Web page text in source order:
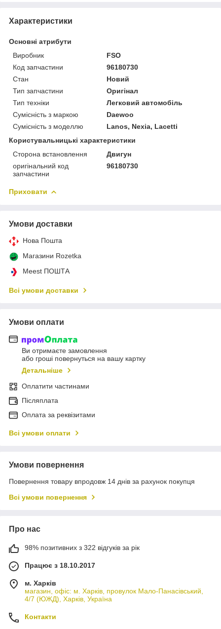
Характеристики
Основні атрибути
Виробник
FSO
Код запчастини
96180730
Стан
Новий
Тип запчастини
Оригінал
Тип техніки
Легковий автомобіль
Сумісність з маркою
Daewoo
Сумісність з моделлю
Lanos, Nexia, Lacetti
Користувальницькі характеристики
Сторона встановлення
Двигун
оригінальний код
запчастини
96180730
Приховати
Умови доставки
Нова Пошта
Магазини Rozetka
Meest ПОШТА
Всі умови доставки
Умови оплати
Ви отримаєте замовлення
або гроші повернуться на вашу картку
Детальніше
Оплатити частинами
Післяплата
Оплата за реквізитами
Всі умови оплати
Умови повернення
Повернення товару впродовж 14 днів за рахунок покупця
Всі умови повернення
Про нас
98% позитивних з 322 відгуків за рік
Працює з 18.10.2017
м. Харків
магазин, офіс: м. Харків, провулок Мало-Панасівський,
4/7 (ЮЖД), Харків, Україна
Контакти